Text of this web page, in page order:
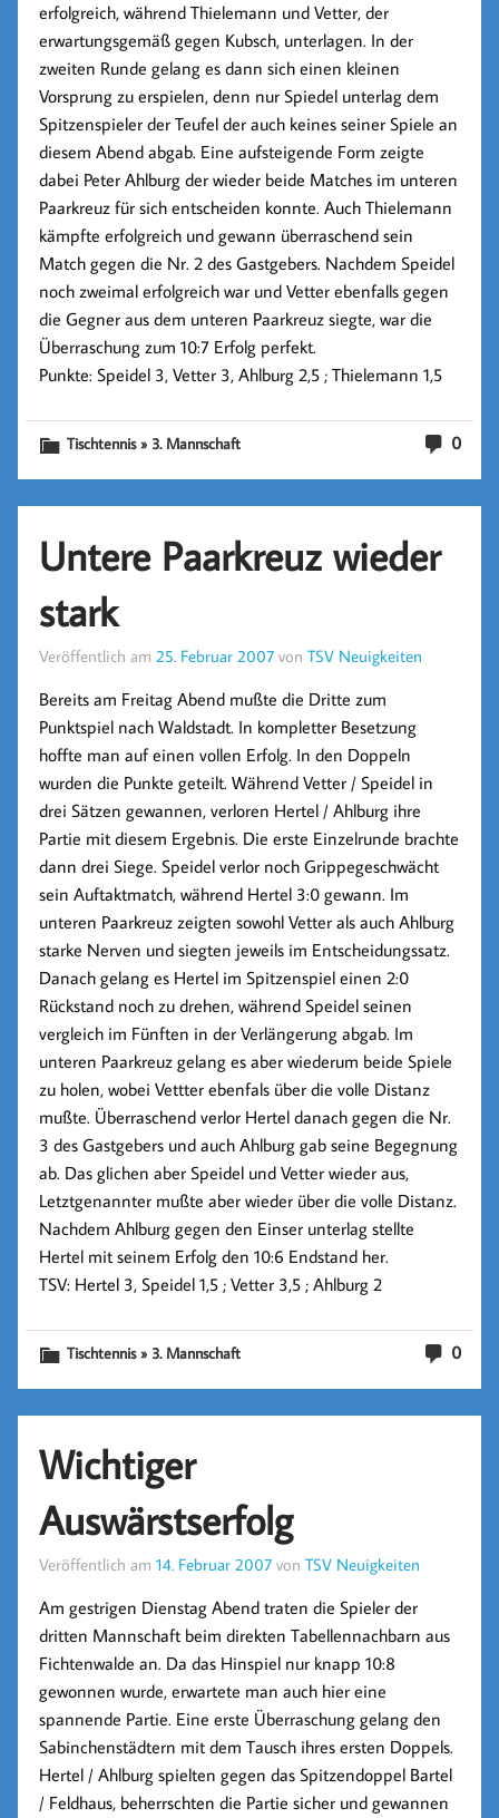
erfolgreich, während Thielemann und Vetter, der
erwartungsgemäß gegen Kubsch, unterlagen. In der
zweiten Runde gelang es dann sich einen kleinen
Vorsprung zu erspielen, denn nur Spiedel unterlag dem
Spitzenspieler der Teufel der auch keines seiner Spiele an
diesem Abend abgab. Eine aufsteigende Form zeigte
dabei Peter Ahlburg der wieder beide Matches im unteren
Paarkreuz für sich entscheiden konnte. Auch Thielemann
kämpfte erfolgreich und gewann überraschend sein
Match gegen die Nr. 2 des Gastgebers. Nachdem Speidel
noch zweimal erfolgreich war und Vetter ebenfalls gegen
die Gegner aus dem unteren Paarkreuz siegte, war die
Überraschung zum 10:7 Erfolg perfekt.
Punkte: Speidel 3, Vetter 3, Ahlburg 2,5 ; Thielemann 1,5
0
Tischtennis » 3. Mannschaft
Untere Paarkreuz wieder
stark
Veröffentlich am 25. Februar 2007 vonTSV Neuigkeiten
Bereits am Freitag Abend mußte die Dritte zum
Punktspiel nach Waldstadt. In kompletter Besetzung
hoffte man auf einen vollen Erfolg. In den Doppeln
wurden die Punkte geteilt. Während Vetter / Speidel in
drei Sätzen gewannen, verloren Hertel / Ahlburg ihre
Partie mit diesem Ergebnis. Die erste Einzelrunde brachte
dann drei Siege. Speidel verlor noch Grippegeschwächt
sein Auftaktmatch, während Hertel 3:0 gewann. Im
unteren Paarkreuz zeigten sowohl Vetter als auch Ahlburg
starke Nerven und siegten jeweils im Entscheidungssatz.
Danach gelang es Hertel im Spitzenspiel einen 2:0
Rückstand noch zu drehen, während Speidel seinen
vergleich im Fünften in der Verlängerung abgab. Im
unteren Paarkreuz gelang es aber wiederum beide Spiele
zu holen, wobei Vettter ebenfals über die volle Distanz
mußte. Überraschend verlor Hertel danach gegen die Nr.
3 des Gastgebers und auch Ahlburg gab seine Begegnung
ab. Das glichen aber Speidel und Vetter wieder aus,
Letztgenannter mußte aber wieder über die volle Distanz.
Nachdem Ahlburg gegen den Einser unterlag stellte
Hertel mit seinem Erfolg den 10:6 Endstand her.
TSV: Hertel 3, Speidel 1,5 ; Vetter 3,5 ; Ahlburg 2
0
Tischtennis » 3. Mannschaft
Wichtiger
Auswärstserfolg
Veröffentlich am14. Februar 2007 vonTSV Neuigkeiten
Am gestrigen Dienstag Abend traten die Spieler der
dritten Mannschaft beim direkten Tabellennachbarn aus
Fichtenwalde an. Da das Hinspiel nur knapp 10:8
gewonnen wurde, erwartete man auch hier eine
spannende Partie. Eine erste Überraschung gelang den
Sabinchenstädtern mit dem Tausch ihres ersten Doppels.
Hertel / Ahlburg spielten gegen das Spitzendoppel Bartel
/ Feldhaus, beherrschten die Partie sicher und gewannen